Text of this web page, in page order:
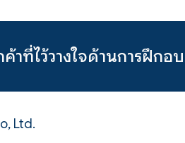
ค้าที่ไว้วางใจด้านการฝึก
Ltd.